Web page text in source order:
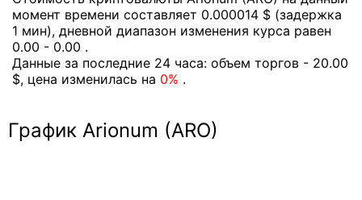
момент времени составляет 0.000014 $ (задержка
1 мин), дневной диапазон изменения курса равен
0.00 - 0.00 .
Данные за последние 24 часа: объем торгов - 20.00
$, цена изменилась на 0% .
График Arionum (ARO)